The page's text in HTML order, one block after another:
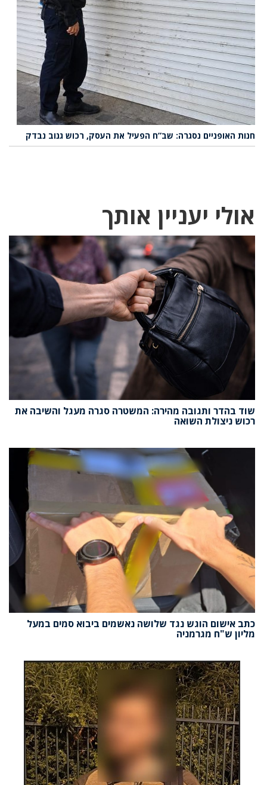
חנות האופניים נסגרה: שב”ח הפעיל את העסק, רכוש גנוב נבדק
אולי יעניין אותך
שוד בהדר ותגובה מהירה: המשטרה סגרה מעגל והשיבה את
רכוש ניצולת השואה
כתב אישום הוגש נגד שלושה נאשמים ביבוא סמים במעל
מליון ש"ח מגרמניה